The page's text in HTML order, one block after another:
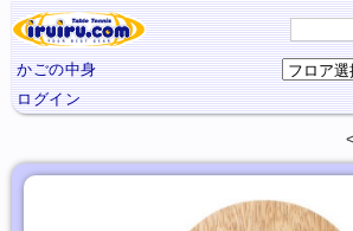
かごの中身
ログイン